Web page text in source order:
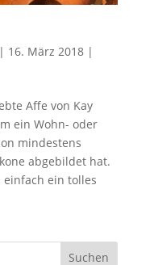
| 16. März 2018|
Affe von Kay
ein Wohn- oder
mindestens
abgebildet hat.
ein tolles